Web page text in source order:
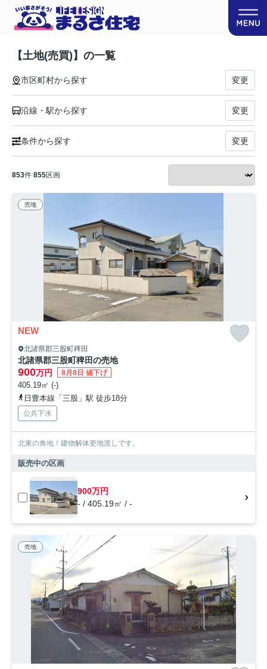
【土地(売買)】の一覧
市区町村から探す 変更
沿線・駅から探す 変更
条件から探す 変更
853件 855区画
売地
NEW
北諸県郡三股町稗田
北諸県郡三股町稗田の売地
900万円 8月8日 値下げ
405.19㎡ (-)
日豊本線「三股」駅 徒歩18分
公共下水
北東の角地！建物解体更地渡しです。
販売中の区画
900万円
- / 405.19㎡ / -
売地